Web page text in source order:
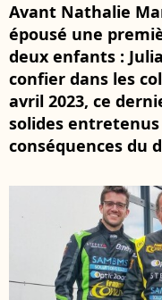
Avant Nathalie
épousé une
deux enfants :
confier dans les
avril 2023, ce
solides
conséquences du